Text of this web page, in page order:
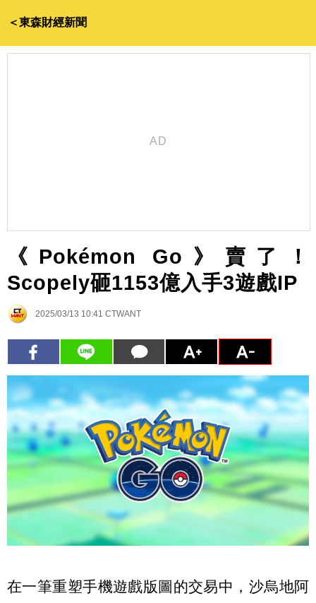
＜東森財經新聞
《Pokémon Go》賣了！
Scopely砸1153億入手3遊戲IP
2025/03/13 10:41 CTWANT
在一筆重塑手機遊戲版圖的交易中，沙烏地阿